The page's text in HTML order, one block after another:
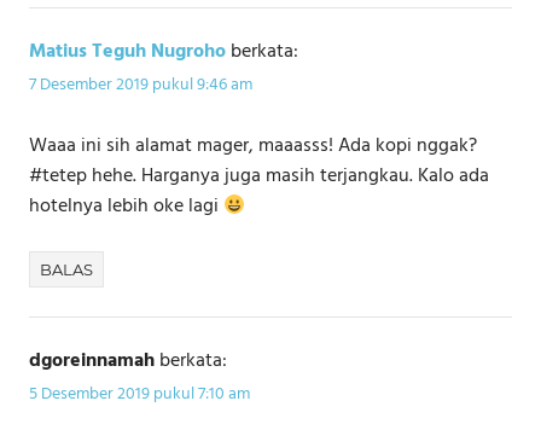
Matius Teguh Nugrohoberkata:
7 Desember 2019 pukul 9:46 am
Waaa ini sih alamat mager, maaasss! Ada kopi nggak?
#tetep hehe. Harganya juga masih terjangkau. Kalo ada
hotelnya lebih oke lagi
BALAS
dgoreinnamahberkata:
5 Desember 2019 pukul 7:10 am